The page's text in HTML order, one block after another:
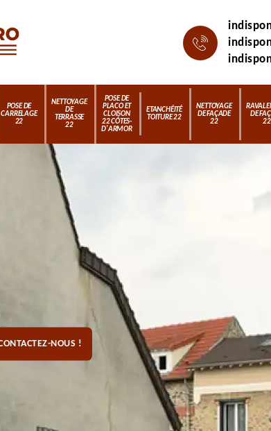
POSE DE
CARRELAGE
22
NETTOYAGE
DE
TERRASSE
22
POSE DE
PLACO ET
CLOISON
22 CÔTES-
D'ARMOR
ETANCHÉITÉ
TOITURE 22
NETTOYAGE
DE FAÇADE
22
DE
22
NOUS !